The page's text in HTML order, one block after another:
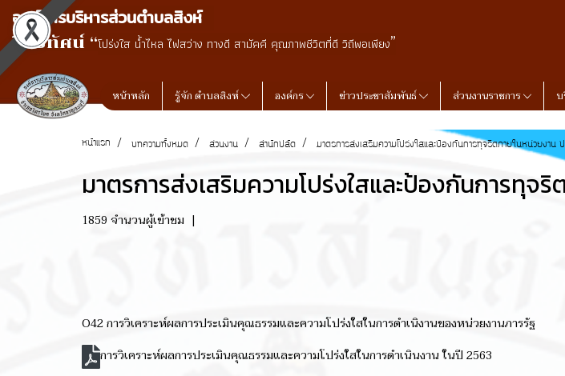
องค์การบริหารส่วนตำบลสิงห์
วิสัยทัศน์ “โปร่งใส น้ำไหล ไฟสว่าง ทางดี สามัคคี คุณภาพชีวิตที่ดี วิถีพอเพียง”
หน้าหลัก รู้จัก ตำบลสิงห์ องค์กร ข่าวประชาสัมพันธ์ ส่วนงานราชการ บ
หน้าแรก บทความทั้งหมด ส่วนงาน สำนักปลัด มาตรการส่งเสริมความโปร่งใสและป้องกันการทุจริตภายในหน่วยงาน
มาตรการส่งเสริมความโปร่งใสและป้องกันการทุจ
1859 จำนวนผู้เข้าชม |
O42 การวิเคราะห์ผลการประเมินคุณธรรมและความโปร่งใสในการดำเนิงานของหน่วยงานภารรัฐ
การวิเคราะห์ผลการประเมินคุณธรรมและความโปร่งใสในการดำเนินงาน ในปี 2563